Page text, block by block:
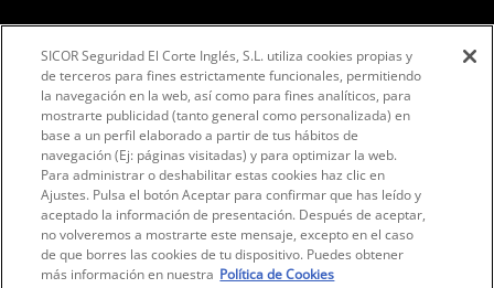
Facebook
Instagram
LinkedIn
SICOR Seguridad El Corte Inglés, S.L. utiliza cookies propias y
de terceros para fines estrictamente funcionales, permitiendo
la navegación en la web, así como para fines analíticos, para
mostrarte publicidad (tanto general como personalizada) en
base a un perfil elaborado a partir de tus hábitos de
navegación (Ej: páginas visitadas) y para optimizar la web.
Para administrar o deshabilitar estas cookies haz clic en
Ajustes. Pulsa el botón Aceptar para confirmar que has leído y
aceptado la información de presentación. Después de aceptar,
no volveremos a mostrarte este mensaje, excepto en el caso
de que borres las cookies de tu dispositivo. Puedes obtener
más información en nuestra Política de Cookies